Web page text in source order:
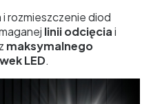
i rozmieszczenie diod
linii odcięciai
maksymalnego
LED.